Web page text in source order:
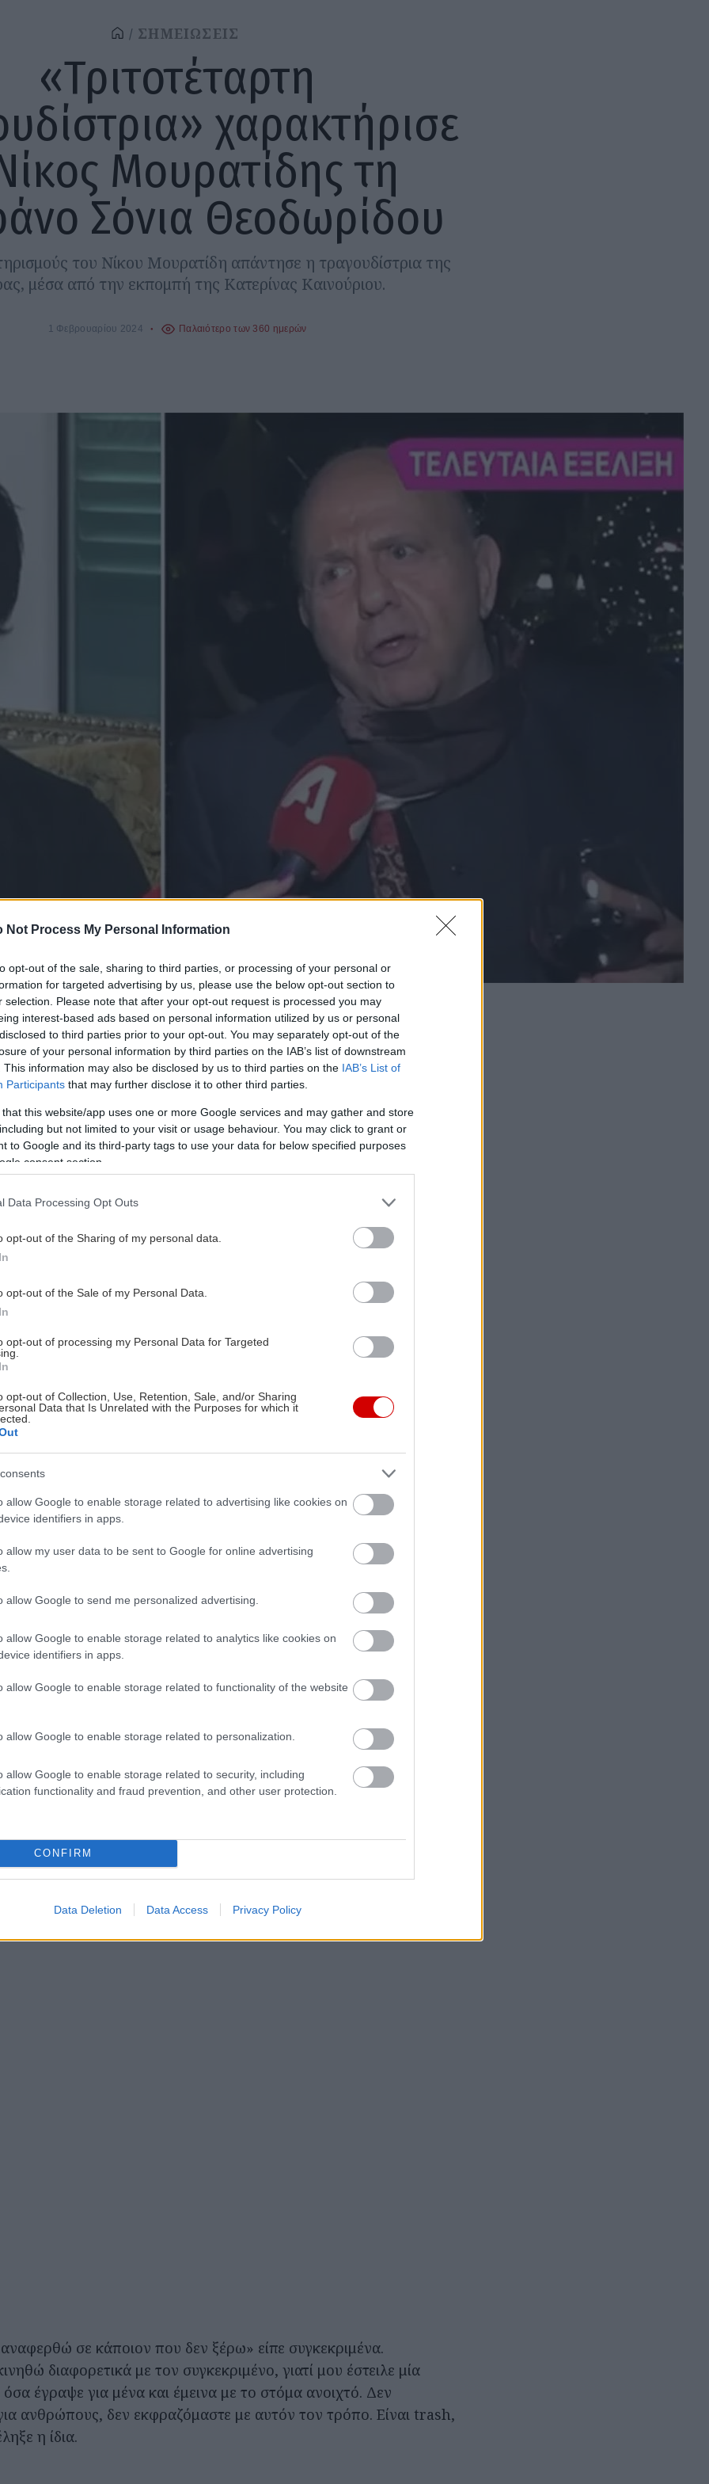
Not Process My Personal Information
opt-out of the sale, sharing to third parties, or processing of your personal or
for targeted advertising by us, please use the below opt-out section to
selection. Please note that after your opt-out request is processed you may
interest-based ads based on personal information utilized by us or personal
to third parties prior to your opt-out. You may separately opt-out of the
of your personal information by third parties on the IAB’s list of downstream
This information may also be disclosed by us to third parties on the IAB’s List of
Participants that may further disclose it to other third parties.
that this website/app uses one or more Google services and may gather and store
but not limited to your visit or usage behaviour. You may click to grant or
to Google and its third-party tags to use your data for below specified purposes
consent section.
Data Processing Opt Outs
opt-out of the Sharing of my personal data.
opt-out of the Sale of my Personal Data.
opt-out of processing my Personal Data for Targeted
opt-out of Collection, Use, Retention, Sale, and/or Sharing
Data that Is Unrelated with the Purposes for which it
allow Google to enable storage related to advertising like cookies on
identifiers in apps.
allow my user data to be sent to Google for online advertising
allow Google to send me personalized advertising.
allow Google to enable storage related to analytics like cookies on
identifiers in apps.
allow Google to enable storage related to functionality of the website
allow Google to enable storage related to personalization.
allow Google to enable storage related to security, including
functionality and fraud prevention, and other user protection.
CONFIRM
Data Deletion Data Access Privacy Policy
ΣΗΜΕΙΩΣΕΙΣ
«Τριτοτέταρτη
χαρακτήρισε
Μουρατίδης τη
Σόνια Θεοδωρίδου
του Νίκου Μουρατίδη απάντησε η τραγουδίστρια της
μέσα από την εκπομπή της Κατερίνας Καινούριου.
1 Φεβρουαρίου 2024 Παλαιότερο των 360 ημερών
του blog έγραψε ο Νίκος Μουρατίδης για την Σόνια
χαρακτηρίζοντάς την «τριτοτέταρτη» και «κάτω του
τραγουδίστρια.
είναι μία κάτω του μετρίου τραγουδίστρια της όπερας, μία
αμφιβόλου ποιότητας λυρικές παραστάσεις… και είπε για τον
αφήσει το στίγμα του σαν τον Καζαντζίδη”. Κι εσένα τι σε κόφτει
τσούζει;», έγραψε συγκεκριμένα ο Νίκος Μουρατίδης.
συζητήθηκε στην εκπομπή της Κατερίνας Καινούριου, «Super
η σοπράνο Σόνια Θεοδωρίδου απάντησε στους χαρακτηρισμούς
σε κάποιον που δεν ξέρω» είπε συγκεκριμένα.
διαφορετικά με τον συγκεκριμένο, γιατί μου έστειλε μία
έγραψε για μένα και έμεινα με το στόμα ανοιχτό. Δεν
ανθρώπους, δεν εκφραζόμαστε με αυτόν τον τρόπο. Είναι trash,
η ίδια.